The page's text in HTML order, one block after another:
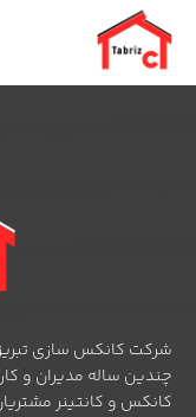
چندین ساله مدیران و
کانکس و کانتینر